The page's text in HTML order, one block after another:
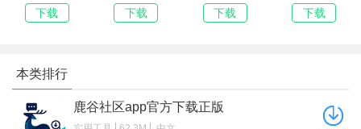
手机版(原名媒
工坊)
下载
下载官方手机版
下载
app下载安装最
新版
下载
最新版
下载
本类排行
鹿谷社区app官方下载正版